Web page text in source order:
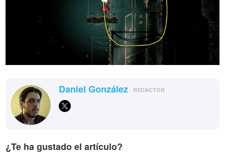
Daniel González REDACTOR
¿Te ha gustado el artículo?